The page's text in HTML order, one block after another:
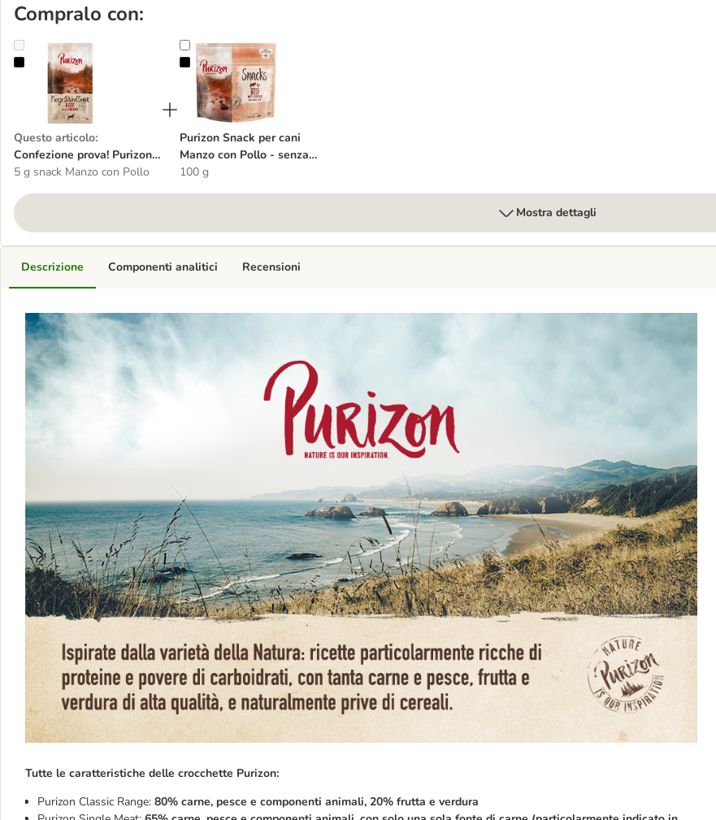
Compralo con:
Confezione prova! Purizon Crocchette, Alimenti umidi e Snack per cane
Questo articolo:
Confezione prova! Purizon
Crocchette, Alimenti umidi
5 g snack Manzo con Pollo
Purizon Snack per cani Manzo con Pollo - senza cereali
Purizon Snack per cani
Manzo con Pollo - senza
cereali
100 g
Mostra dettagli
Descrizione
Tutte le caratteristiche delle crocchette Purizon:
Purizon Classic Range: 80% carne, pesce e componenti animali, 20% frutta e verdura
Componenti analitici Recensioni